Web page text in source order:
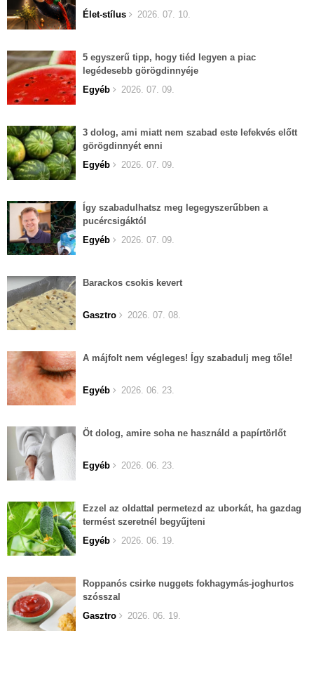
Élet-stílus
2026. 07. 10.
5 egyszerű tipp, hogy tiéd legyen a piac
legédesebb görögdinnyéje
Egyéb
2026. 07. 09.
3 dolog, ami miatt nem szabad este lefekvés előtt
görögdinnyét enni
Egyéb
2026. 07. 09.
Így szabadulhatsz meg legegyszerűbben a
pucércsigáktól
Egyéb
2026. 07. 09.
Barackos csokis kevert
Gasztro 2026. 07. 08.
A májfolt nem végleges! Így szabadulj meg tőle!
Egyéb 2026. 06. 23.
Öt dolog, amire soha ne használd a papírtörlőt
Egyéb 2026. 06. 23.
Ezzel az oldattal permetezd az uborkát, ha gazdag
termést szeretnél begyűjteni
Egyéb
2026. 06. 19.
Roppanós csirke nuggets fokhagymás-joghurtos
szósszal
Gasztro
2026. 06. 19.